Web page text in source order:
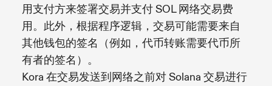
用支付方来签署交易并支付 SOL 网络交易费
用。此外，根据程序逻辑，交易可能需要来自
其他钱包的签名（例如，代币转账需要代币所
有者的签名）。
Kora 在交易发送到网络之前对 Solana 交易进行